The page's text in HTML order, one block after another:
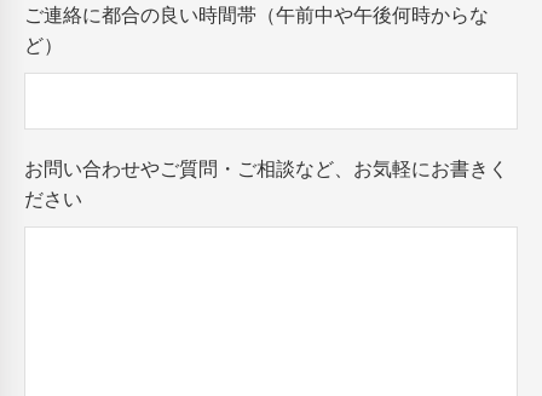
ご連絡に都合の良い時間帯（午前中や午後何時からな
ど）
お問い合わせやご質問・ご相談など、お気軽にお書きく
ださい